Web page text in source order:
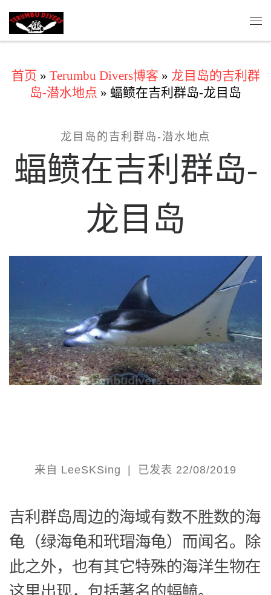
Skip to content
首页 » Terumbu Divers博客 » 龙目岛的吉利群
岛-潜水地点 » 蝠鲼在吉利群岛-龙目岛
龙目岛的吉利群岛-潜水地点
蝠鲼在吉利群岛-
龙目岛
来自 LeeSKSing | 已发表 22/08/2019
吉利群岛周边的海域有数不胜数的海
龟（绿海龟和玳瑁海龟）而闻名。除
此之外，也有其它特殊的海洋生物在